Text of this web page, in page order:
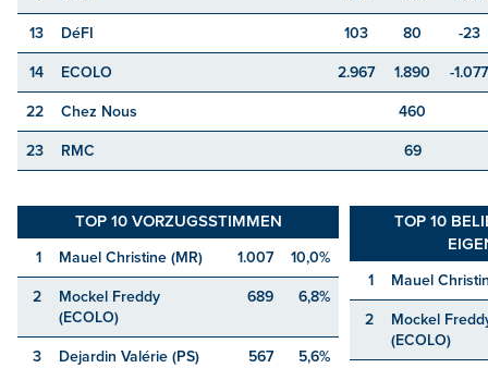
13 DéFI 103 80 -23
14 ECOLO 2.967 1.890 -1.077
22 Chez Nous 460
23 RMC 69
TOP 10 VORZUGSSTIMMEN
1 Mauel Christine (MR) 1.007 10,0%
2
Mockel Freddy
(ECOLO)
689 6,8%
3 Dejardin Valérie (PS) 567 5,6%
TOP 10
1 Mauel
2
Mockel
(ECOLO)